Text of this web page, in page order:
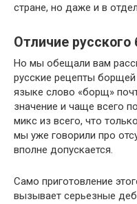
стране, но даже и в
Отличие
Но мы обещали вам
русские рецепты
языке слово «борщ»
значение и чаще всего
микс из всего, что
мы уже говорили про
вполне допускается.
Само приготовление
вызывает серьезные